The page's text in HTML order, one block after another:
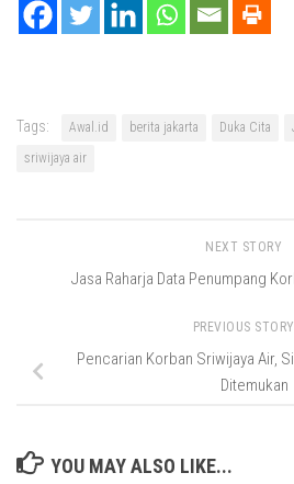
Tags: Awal.id berita jakarta Duka Cita
sriwijaya air
NEXT STORY
Jasa Raharja Data Penumpang
PREVIOUS STORY
Pencarian Korban Sriwijaya Air,
Ditemukan
YOU MAY ALSO LIKE...